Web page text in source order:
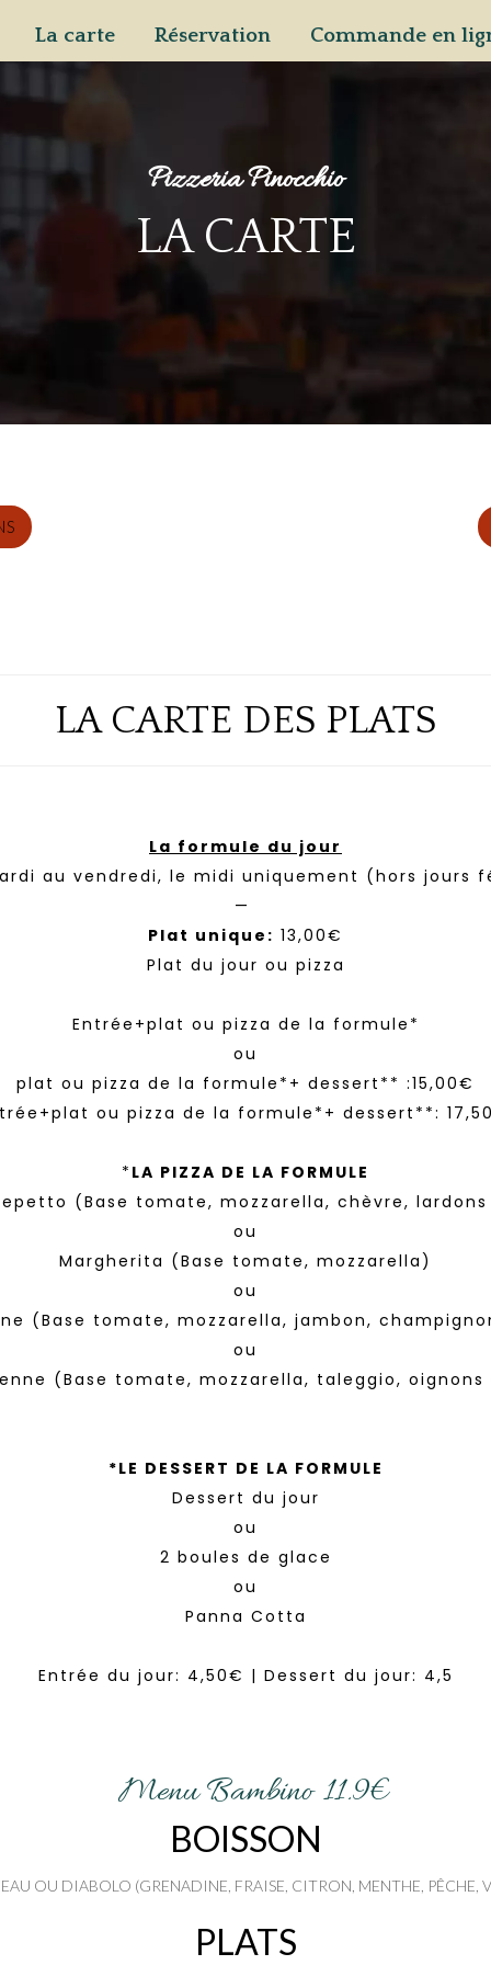
La carte Réservation Commande en
Pizzeria Pinocchio
LA CARTE
LA CARTE DES PLATS
La formule du jour
au vendredi, le midi uniquement (hors jours
—
Plat unique: 13,00€
Plat du jour ou pizza
Entrée+plat ou pizza de la formule*
ou
plat ou pizza de la formule*+ dessert** :15,00€
ou pizza de la formule*+ dessert**:
* LA PIZZA DE LA FORMULE
(Base tomate, mozzarella, chèvre, lardons
ou
Margherita (Base tomate, mozzarella)
ou
(Base tomate, mozzarella, jambon,
ou
(Base tomate, mozzarella, taleggio, oignons
*LE DESSERT DE LA FORMULE
Dessert du jour
ou
2 boules de glace
ou
Panna Cotta
Entrée du jour: 4,50€ | Dessert du jour: 4,5
Menu Bambino 11.9€
BOISSON
OU DIABOLO (GRENADINE, FRAISE, CITRON, MENTHE, PÊCHE,
PLATS